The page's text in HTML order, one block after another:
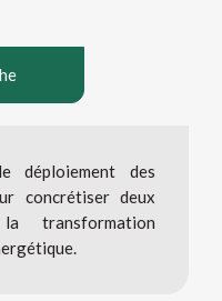
déploiement des
concrétiser deux
transformation